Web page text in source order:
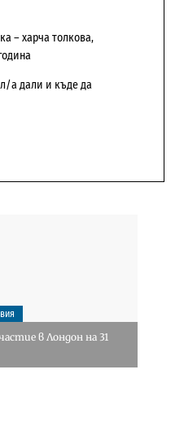
– харча толкова,
а дали и къде да
в Лондон на 31